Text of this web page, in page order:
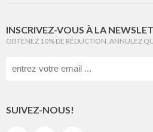
INSCRIVEZ-VOUS À LA
OBTENEZ 10% DE RÉDUCTION. ANNULEZ
SUIVEZ-NOUS!